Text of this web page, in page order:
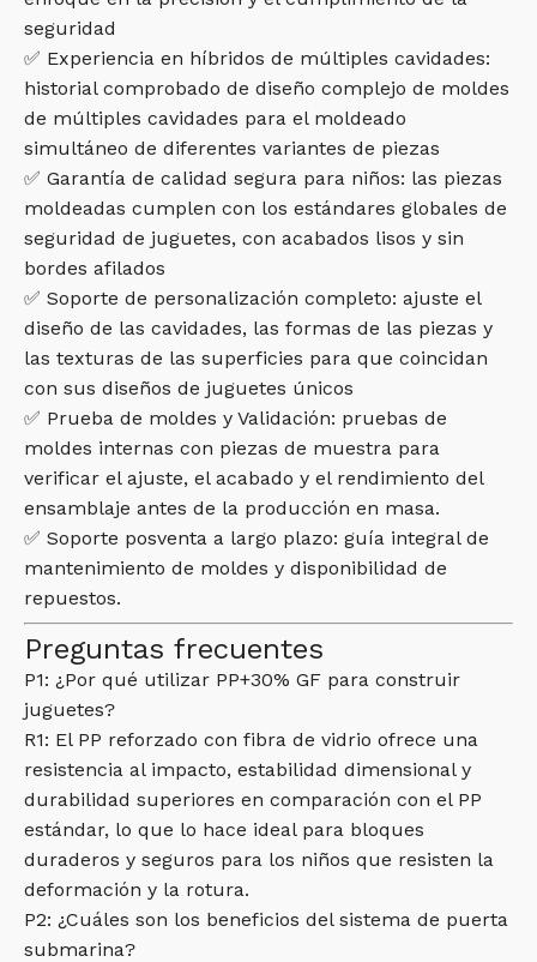
seguridad
✅ Experiencia en híbridos de múltiples cavidades:
historial comprobado de diseño complejo de moldes
de múltiples cavidades para el moldeado
simultáneo de diferentes variantes de piezas
✅ Garantía de calidad segura para niños: las piezas
moldeadas cumplen con los estándares globales de
seguridad de juguetes, con acabados lisos y sin
bordes afilados
✅ Soporte de personalización completo: ajuste el
diseño de las cavidades, las formas de las piezas y
las texturas de las superficies para que coincidan
con sus diseños de juguetes únicos
✅ Prueba de moldes y Validación: pruebas de
moldes internas con piezas de muestra para
verificar el ajuste, el acabado y el rendimiento del
ensamblaje antes de la producción en masa.
✅ Soporte posventa a largo plazo: guía integral de
mantenimiento de moldes y disponibilidad de
repuestos.
Preguntas frecuentes
P1: ¿Por qué utilizar PP+30% GF para construir
juguetes?
R1: El PP reforzado con fibra de vidrio ofrece una
resistencia al impacto, estabilidad dimensional y
durabilidad superiores en comparación con el PP
estándar, lo que lo hace ideal para bloques
duraderos y seguros para los niños que resisten la
deformación y la rotura.
P2: ¿Cuáles son los beneficios del sistema de puerta
submarina?